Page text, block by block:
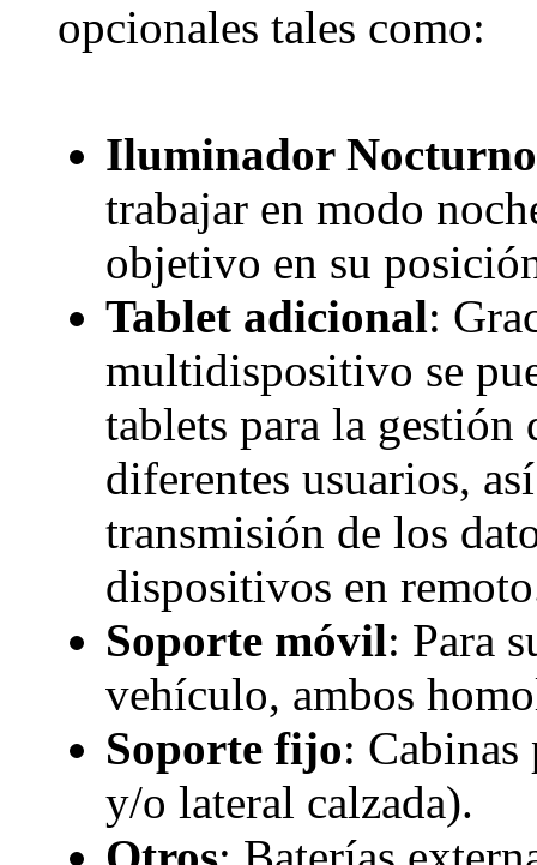
opcionales tales como:
Iluminador
trabajar en modo
objetivo en su
Tablet adicional:
multidispositivo se
tablets para la
diferentes usuarios,
transmisión de los
dispositivos en
Soporte móvil: Para
vehículo, ambos
Soporte fijo:
y/o lateral calzada).